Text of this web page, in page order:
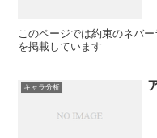
このページでは約束のネバ
を掲載しています
キャラ分析